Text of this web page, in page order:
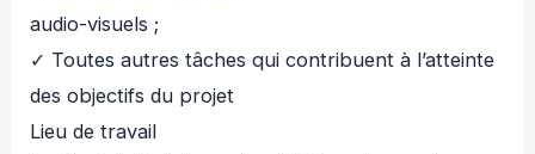
audio-visuels ;
✓ Toutes autres tâches qui contribuent à l’atteinte
des objectifs du projet
Lieu de travail